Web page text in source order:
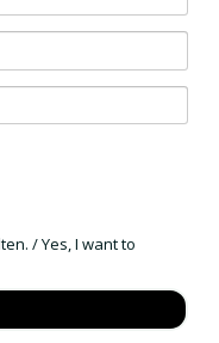
/ Yes, I want to